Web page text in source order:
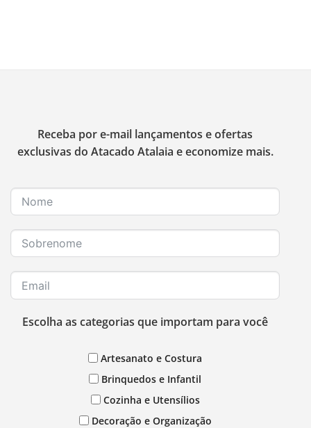
Receba por e-mail lançamentos e ofertas
exclusivas do Atacado Atalaia e economize mais.
Escolha as categorias que importam para você
Artesanato e Costura
Brinquedos e Infantil
Cozinha e Utensílios
Decoração e Organização